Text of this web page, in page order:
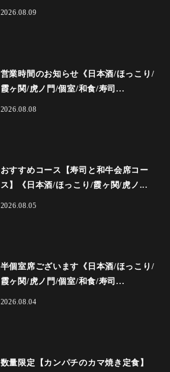
2026.08.09
営業時間のお知らせ《日本酒/ほっこり/
霞ヶ関/虎ノ門/個室/和食/寿司...
2026.08.08
おすすめコース【寿司と和牛会席コー
ス】《日本酒/ほっこり/霞ヶ関/虎ノ...
2026.08.05
半個室席ございます《日本酒/ほっこり/
霞ヶ関/虎ノ門/個室/和食/寿司...
2026.08.04
数量限定【カンパチのカマ焼き定食】